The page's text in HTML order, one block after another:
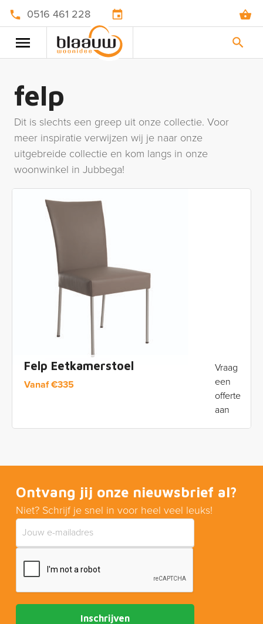
0516 461 228
felp
Dit is slechts een greep uit onze collectie. Voor
meer inspiratie verwijzen wij je naar onze
uitgebreide collectie en kom langs in onze
woonwinkel in Jubbega!
Felp Eetkamerstoel
Vanaf€335
Vraag
een
offerte
aan
Ontvang jij onze nieuwsbrief al?
Niet? Schrijf je snel in voor heel veel leuks!
Inschrijven